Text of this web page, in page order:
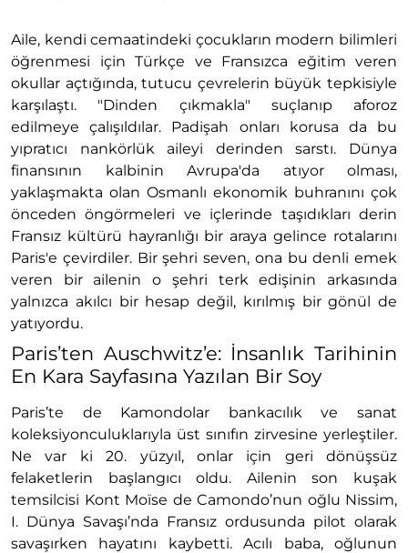
Aile, kendi cemaatindeki çocukların modern bilimleri
öğrenmesi için Türkçe ve Fransızca eğitim veren
okullar açtığında, tutucu çevrelerin büyük tepkisiyle
karşılaştı. "Dinden çıkmakla" suçlanıp aforoz
edilmeye çalışıldılar. Padişah onları korusa da bu
yıpratıcı nankörlük aileyi derinden sarstı. Dünya
finansının kalbinin Avrupa'da atıyor olması,
yaklaşmakta olan Osmanlı ekonomik buhranını çok
önceden öngörmeleri ve içlerinde taşıdıkları derin
Fransız kültürü hayranlığı bir araya gelince rotalarını
Paris'e çevirdiler. Bir şehri seven, ona bu denli emek
veren bir ailenin o şehri terk edişinin arkasında
yalnızca akılcı bir hesap değil, kırılmış bir gönül de
yatıyordu.
Paris’ten Auschwitz’e: İnsanlık Tarihinin
En Kara Sayfasına Yazılan Bir Soy
Paris’te de Kamondolar bankacılık ve sanat
koleksiyonculuklarıyla üst sınıfın zirvesine yerleştiler.
Ne var ki 20. yüzyıl, onlar için geri dönüşsüz
felaketlerin başlangıcı oldu. Ailenin son kuşak
temsilcisi Kont Moïse de Camondo’nun oğlu Nissim,
I. Dünya Savaşı’nda Fransız ordusunda pilot olarak
savaşırken hayatını kaybetti. Acılı baba, oğlunun